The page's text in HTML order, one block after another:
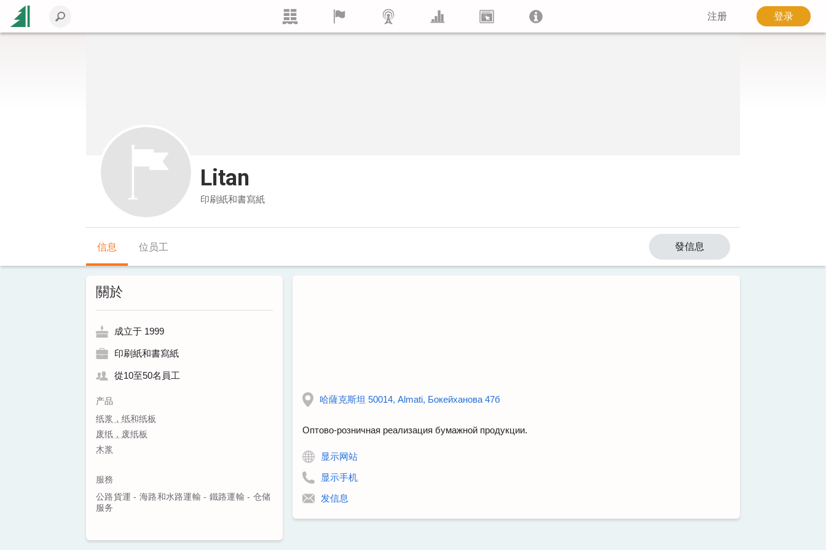
注册 登录
Litan
印刷紙和書寫紙
信息 位员工 發信息
關於
成立于 1999
印刷紙和書寫紙
從10至50名員工
产品
纸浆，纸和纸板
废纸，废纸板
木浆
服務
公路貨運 - 海路和水路運輸 - 鐵路運輸 - 仓储
服务
哈薩克斯坦 50014, Almati, Бокейханова 47б
Оптово-розничная реализация бумажной продукции.
显示网站
显示手机
发信息